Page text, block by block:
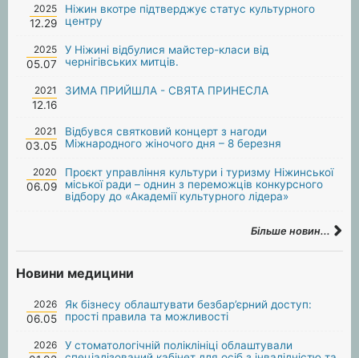
2025
12.29
Ніжин вкотре підтверджує статус культурного
центру
2025
05.07
У Ніжині відбулися майстер-класи від
чернігівських митців.
2021
12.16
ЗИМА ПРИЙШЛА - СВЯТА ПРИНЕСЛА
2021
03.05
Відбувся святковий концерт з нагоди
Міжнародного жіночого дня – 8 березня
2020
06.09
Проєкт управління культури і туризму Ніжинської
міської ради – однин з переможців конкурсного
відбору до «Академії культурного лідера»
Більше новин...
Новини медицини
2026
06.05
Як бізнесу облаштувати безбар’єрний доступ:
прості правила та можливості
2026
У стоматологічній поліклініці облаштували